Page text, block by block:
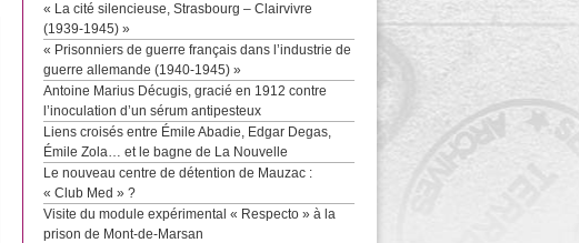
« La cité silencieuse, Strasbourg – Clairvivre
(1939-1945) »
« Prisonniers de guerre français dans l’industrie de
guerre allemande (1940-1945) »
Antoine Marius Décugis, gracié en 1912 contre
l’inoculation d’un sérum antipesteux
Liens croisés entre Émile Abadie, Edgar Degas,
Émile Zola… et le bagne de La Nouvelle
Le nouveau centre de détention de Mauzac :
« Club Med » ?
Visite du module expérimental « Respecto » à la
prison de Mont-de-Marsan